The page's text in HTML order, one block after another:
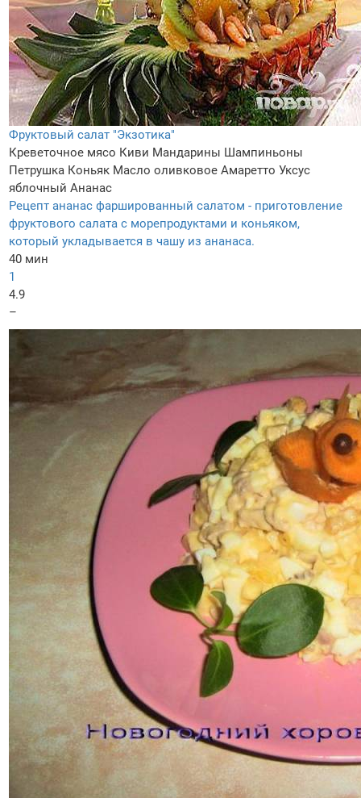
Фруктовый салат "Экзотика"
Креветочное мясо Киви Мандарины Шампиньоны
Петрушка Коньяк Масло оливковое Амаретто Уксус
яблочный Ананас
Рецепт ананас фаршированный салатом - приготовление
фруктового салата с морепродуктами и коньяком,
который укладывается в чашу из ананаса.
40 мин
1
4.9
–